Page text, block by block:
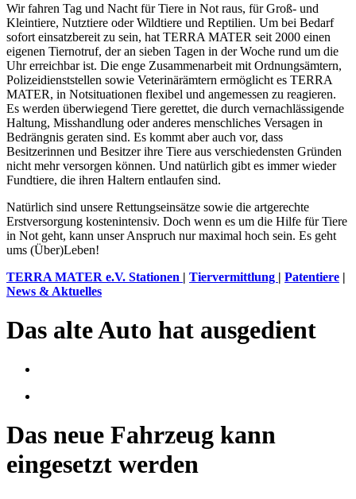
Wir fahren Tag und Nacht für Tiere in Not raus, für Groß- und
Kleintiere, Nutztiere oder Wildtiere und Reptilien. Um bei Bedarf
sofort einsatzbereit zu sein, hat TERRA MATER seit 2000 einen
eigenen Tiernotruf, der an sieben Tagen in der Woche rund um die
Uhr erreichbar ist. Die enge Zusammenarbeit mit Ordnungsämtern,
Polizeidienststellen sowie Veterinärämtern ermöglicht es TERRA
MATER, in Notsituationen flexibel und angemessen zu reagieren.
Es werden überwiegend Tiere gerettet, die durch vernachlässigende
Haltung, Misshandlung oder anderes menschliches Versagen in
Bedrängnis geraten sind. Es kommt aber auch vor, dass
Besitzerinnen und Besitzer ihre Tiere aus verschiedensten Gründen
nicht mehr versorgen können. Und natürlich gibt es immer wieder
Fundtiere, die ihren Haltern entlaufen sind.
Natürlich sind unsere Rettungseinsätze sowie die artgerechte
Erstversorgung kostenintensiv. Doch wenn es um die Hilfe für Tiere
in Not geht, kann unser Anspruch nur maximal hoch sein. Es geht
ums (Über)Leben!
TERRA MATER e.V. Stationen | Tiervermittlung | Patentiere |
News & Aktuelles
Das alte Auto hat ausgedient
Das neue Fahrzeug kann
eingesetzt werden